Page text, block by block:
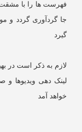
ها را با مشقت و
گردآوری گردد و
به ذکر است در
دهی ویدیوها و صداها
آمد